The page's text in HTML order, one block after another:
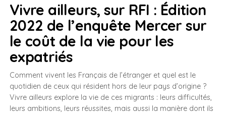
Vivre ailleurs, sur RFI : Édition
2022 de l’enquête Mercer sur
le coût de la vie pour les
expatriés
Comment vivent les Français de l’étranger et quel est le
quotidien de ceux qui résident hors de leur pays d’origine ?
Vivre ailleurs explore la vie de ces migrants : leurs difficultés,
leurs ambitions, leurs réussites, mais aussi la manière dont ils